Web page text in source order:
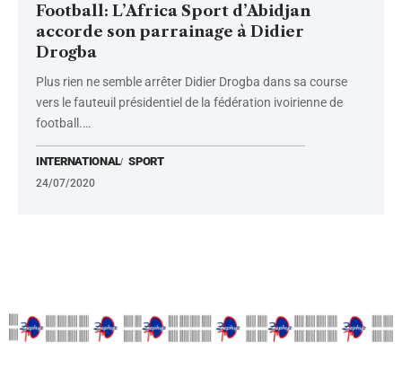
Football: L’Africa Sport d’Abidjan
accorde son parrainage à Didier
Drogba
Plus rien ne semble arrêter Didier Drogba dans sa course
vers le fauteuil présidentiel de la fédération ivoirienne de
football.…
INTERNATIONAL SPORT
24/07/2020